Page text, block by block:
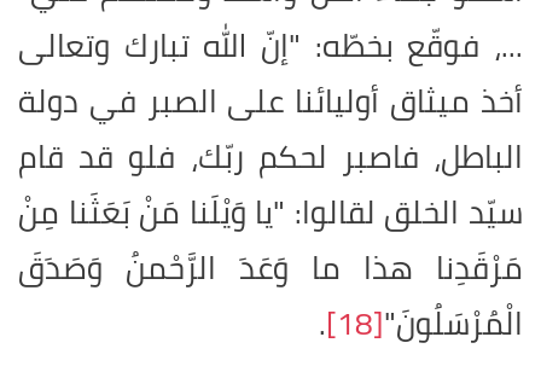
...، فوقّع بخطّه: "إنّ الله تبارك وتعالى
أخذ ميثاق أوليائنا على الصبر في دولة
الباطل، فاصبر لحكم ربّك، فلو قد قام
سيّد الخلق لقالوا: "يا وَيْلَنا مَنْ بَعَثَنا مِنْ
مَرْقَدِنا هذا ما وَعَدَ الرَّحْمنُ وَصَدَقَ
الْمُرْسَلُونَ"[18]
.